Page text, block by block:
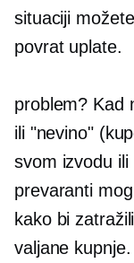
situaciji
povrat uplate.
problem? Kad
ili "nevino"
svom izvodu ili
prevaranti
kako bi
valjane kupnje.